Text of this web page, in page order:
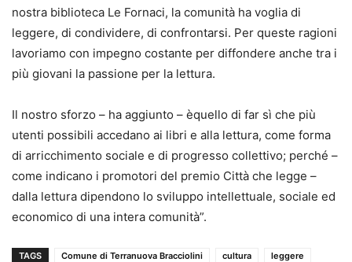
nostra biblioteca Le Fornaci, la comunità ha voglia di
leggere, di condividere, di confrontarsi. Per queste ragioni
lavoriamo con impegno costante per diffondere anche tra i
più giovani la passione per la lettura.
Il nostro sforzo – ha aggiunto – èquello di far sì che più
utenti possibili accedano ai libri e alla lettura, come forma
di arricchimento sociale e di progresso collettivo; perché –
come indicano i promotori del premio Città che legge –
dalla lettura dipendono lo sviluppo intellettuale, sociale ed
economico di una intera comunità”.
TAGS Comune di Terranuova Bracciolini cultura
leggere